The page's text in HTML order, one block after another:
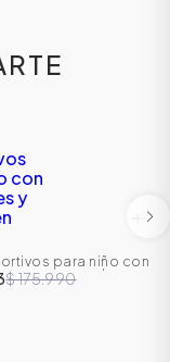
para niño con
correa en velcro
$ 175.990